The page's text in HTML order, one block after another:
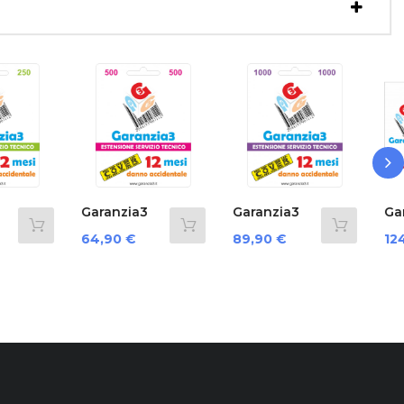
Garanzia3
Mesi...
Prezzo
89,90 €
Garanzia3
G3Cnpd3500...
Prezzo
124,90 €